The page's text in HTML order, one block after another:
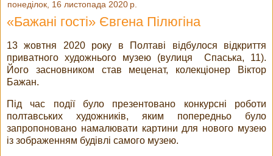
понеділок, 16 листопада 2020 р.
«Бажані гості» Євгена Пілюгіна
13 жовтня 2020 року в Полтаві відбулося відкриття
приватного художнього музею (вулиця Спаська, 11).
Його засновником став меценат, колекціонер Віктор
Бажан.
Під час події було презентовано конкурсні роботи
полтавських художників, яким попередньо було
запропоновано намалювати картини для нового музею
із зображенням будівлі самого музею.